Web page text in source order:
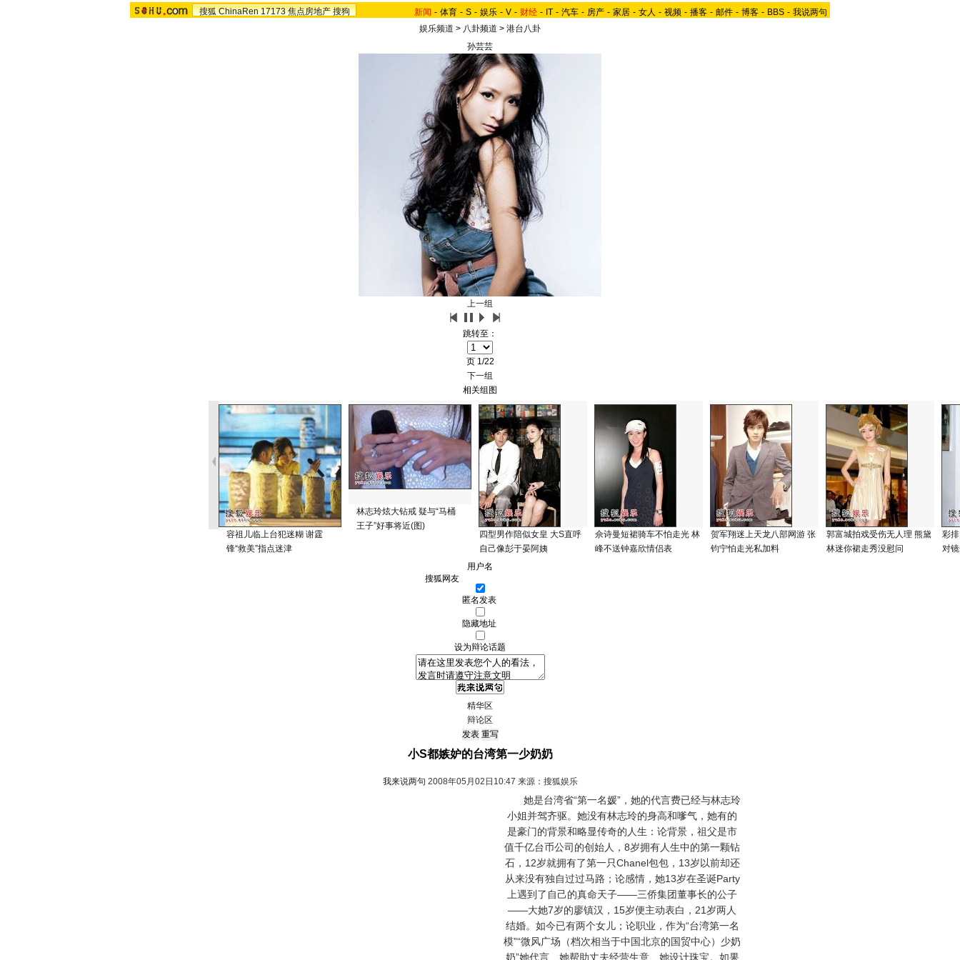
搜狐 ChinaRen 17173 焦点房地产 搜狗 新闻 - 体育 - S - 娱乐 - V - 财经 - IT - 汽车 - 房产 - 家居 - 女人 - 视频 - 播客 - 邮件 - 博客 - BBS - 我说两句
娱乐频道 > 八卦频道 > 港台八卦
孙芸芸
上一组
跳转至：
页 1/22
下一组
相关组图
容祖儿临上台犯迷糊 谢霆
锋“救美”指点迷津
林志玲炫大钻戒 疑与“马桶
王子”好事将近(图)
四型男作陪似女皇 大S直呼
自己像彭于晏阿姨
佘诗曼短裙骑车不怕走光 林
峰不送钟嘉欣情侣表
贺军翔迷上天龙八部网游 张
钧宁怕走光私加料
郭富城拍戏受伤无人理 熊黛
林迷你裙走秀没慰问
彩
对
用户名
匿名发表
隐藏地址
设为辩论话题
精华区
辩论区
小S都嫉妒的台湾第一少奶奶
我来说两句 2008年05月02日10:47 来源：搜狐娱乐
她是台湾省“第一名媛”，她的代言费已经与林志玲
小姐并驾齐驱。她没有林志玲的身高和嗲气，她有的
是豪门的背景和略显传奇的人生：论背景，祖父是市
值千亿台币公司的创始人，8岁拥有人生中的第一颗钻
石，12岁就拥有了第一只Chanel包包，13岁以前却还
从来没有独自过过马路；论感情，她13岁在圣诞Party
上遇到了自己的真命天子——三侨集团董事长的公子
——大她7岁的廖镇汉，15岁便主动表白，21岁两人
结婚。如今已有两个女儿；论职业，作为“台湾第一名
模”“微风广场（档次相当于中国北京的国贸中心）少奶
奶”她代言、她帮助丈夫经营生意、她设计珠宝。如果